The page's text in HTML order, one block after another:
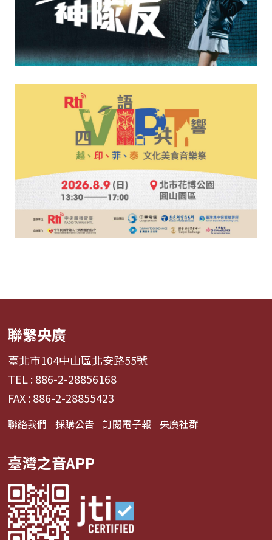
聯繫央廣
臺北市104中山區北安路55號
TEL : 886-2-28856168
FAX : 886-2-28855423
聯絡我們 採購公告 訂閱電子報 央廣社群
臺灣之音APP